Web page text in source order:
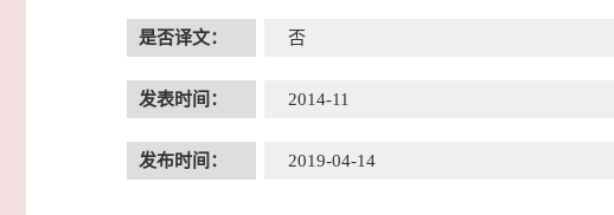
是否译文： 否
发表时间： 2014-11
发布时间： 2019-04-14